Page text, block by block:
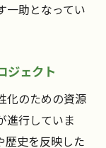
一助となってい
ジェクト
化のための資源
進行していま
歴史を反映した